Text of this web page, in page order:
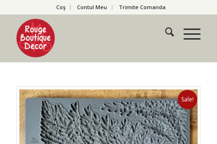
Coş Contul Meu Trimite Comanda
Sale!